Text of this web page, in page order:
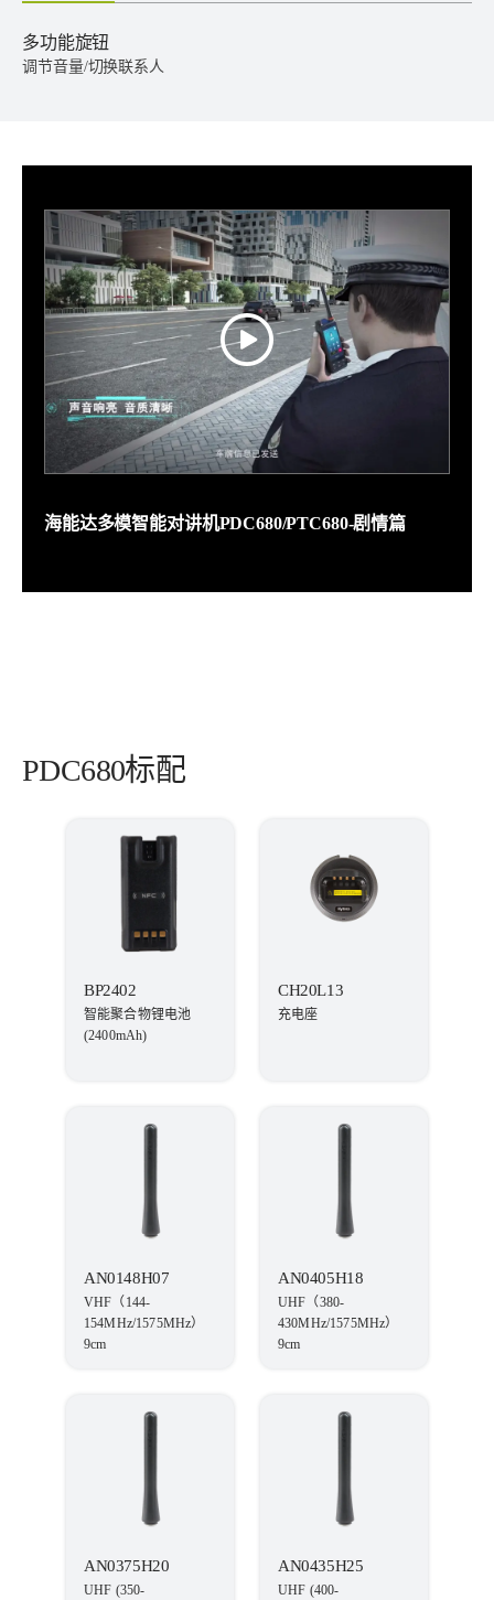
多功能旋钮
调节音量/切换联系人
海能达多模智能对讲机PDC680/PTC680-剧情篇
PDC680标配
BP2402
智能聚合物锂电池
(2400mAh)
CH20L13
充电座
AN0148H07
VHF（144-
154MHz/1575MHz）
9cm
AN0405H18
UHF（380-
430MHz/1575MHz）
9cm
AN0375H20
UHF (350-
AN0435H25
UHF (400-